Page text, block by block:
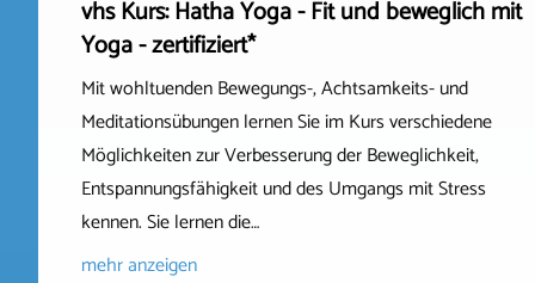
vhs Kurs: Hatha Yoga - Fit und beweglich mit
Yoga - zertifiziert*
Mit wohltuenden Bewegungs-, Achtsamkeits- und
Meditationsübungen lernen Sie im Kurs verschiedene
Möglichkeiten zur Verbesserung der Beweglichkeit,
Entspannungsfähigkeit und des Umgangs mit Stress
kennen. Sie lernen die…
mehr anzeigen